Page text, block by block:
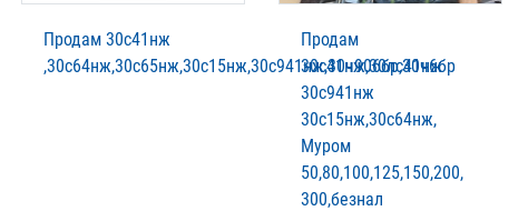
Продам 30с41нж
,30с64нж,30с65нж,30с15нж,30с941нж,30ч906бр,30ч6бр
Продам
30с41нж,30лс41нж
30с941нж
30с15нж,30с64нж,
Муром
50,80,100,125,150,200,
300,безнал